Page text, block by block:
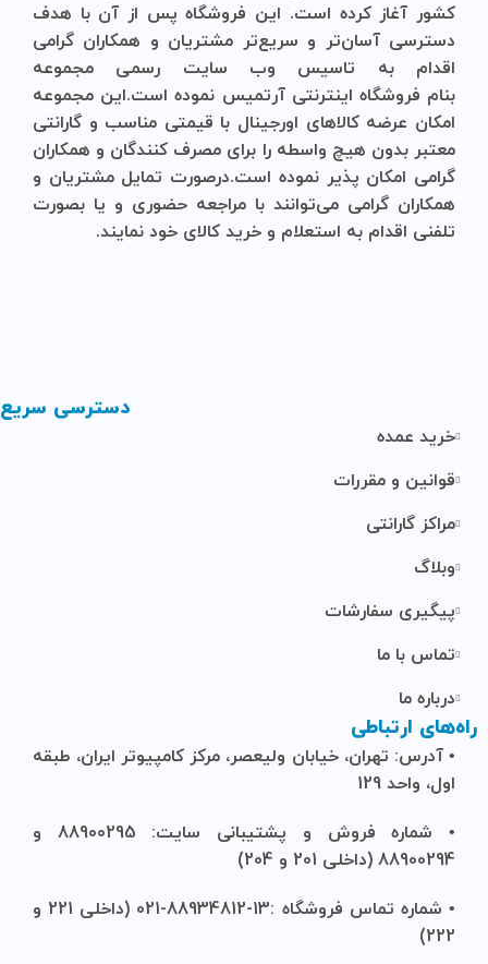
کشور آغاز کرده است. این فروشگاه پس از آن با هدف
دسترسی آسان‌تر و سریع‌تر مشتریان و همکاران گرامی
اقدام به تاسیس وب سایت رسمی مجموعه
بنام فروشگاه اینترنتی آرتمیس نموده است.این مجموعه
امکان عرضه کالاهای اورجینال با قیمتی مناسب و گارانتی
معتبر بدون هیچ واسطه را برای مصرف کنندگان و همکاران
گرامی امکان پذیر نموده است.درصورت تمایل مشتریان و
همکاران گرامی می‌توانند با مراجعه حضوری و یا بصورت
تلفنی اقدام به استعلام و خرید کالای خود نمایند.
دسترسی سریع
خرید عمده
قوانین و مقررات
مراکز گارانتی
وبلاگ
پیگیری سفارشات
تماس با ما
درباره ما
راه‌های ارتباطی
• آدرس: تهران، خیابان ولیعصر، مرکز کامپیوتر ایران، طبقه
اول، واحد 129
• شماره فروش و پشتیبانی سایت: 88900295 و
88900294 (داخلی 201 و 204)
• شماره تماس فروشگاه :13-88934812-021 (داخلی 221 و
222)